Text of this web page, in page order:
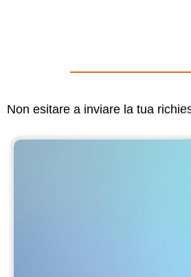
Non esitare a inviare la tua